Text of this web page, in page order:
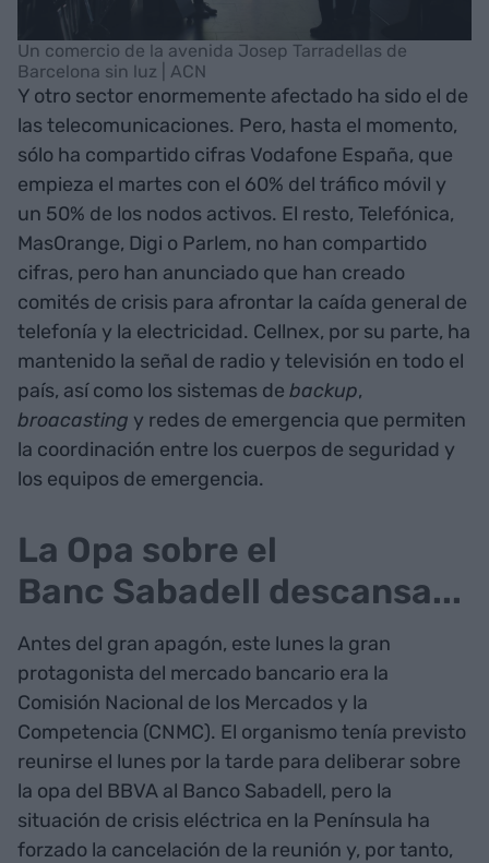
Un comercio de la avenida Josep Tarradellas de
Barcelona sin luz | ACN
Y otro sector enormemente afectado ha sido el de
las telecomunicaciones. Pero, hasta el momento,
sólo ha compartido cifras Vodafone España, que
empieza el martes con el 60% del tráfico móvil y
un 50% de los nodos activos. El resto, Telefónica,
MasOrange, Digi o Parlem, no han compartido
cifras, pero han anunciado que han creado
comités de crisis para afrontar la caída general de
telefonía y la electricidad. Cellnex, por su parte, ha
mantenido la señal de radio y televisión en todo el
país, así como los sistemas de backup,
broacasting y redes de emergencia que permiten
la coordinación entre los cuerpos de seguridad y
los equipos de emergencia.
La Opa sobre el
Banc Sabadell descansa...
Antes del gran apagón, este lunes la gran
protagonista del mercado bancario era la
Comisión Nacional de los Mercados y la
Competencia (CNMC). El organismo tenía previsto
reunirse el lunes por la tarde para deliberar sobre
la opa del BBVA al Banco Sabadell, pero la
situación de crisis eléctrica en la Península ha
forzado la cancelación de la reunión y, por tanto,